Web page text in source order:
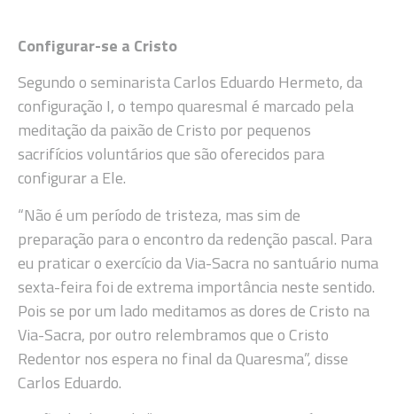
Configurar-se a Cristo
Segundo o seminarista Carlos Eduardo Hermeto, da
configuração I, o tempo quaresmal é marcado pela
meditação da paixão de Cristo por pequenos
sacrifícios voluntários que são oferecidos para
configurar a Ele.
“Não é um período de tristeza, mas sim de
preparação para o encontro da redenção pascal. Para
eu praticar o exercício da Via-Sacra no santuário numa
sexta-feira foi de extrema importância neste sentido.
Pois se por um lado meditamos as dores de Cristo na
Via-Sacra, por outro relembramos que o Cristo
Redentor nos espera no final da Quaresma”, disse
Carlos Eduardo.